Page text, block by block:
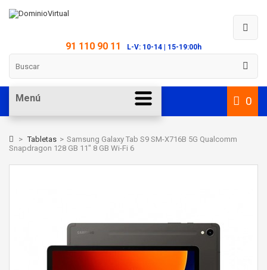
91 110 90 11 L-V: 10-14 | 15-19:00h
0
Menú
> Tabletas > Samsung Galaxy Tab S9 SM-X716B 5G Qualcomm
Snapdragon 128 GB 11" 8 GB Wi-Fi 6